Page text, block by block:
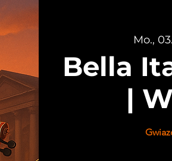
Mo.,
Bella
|